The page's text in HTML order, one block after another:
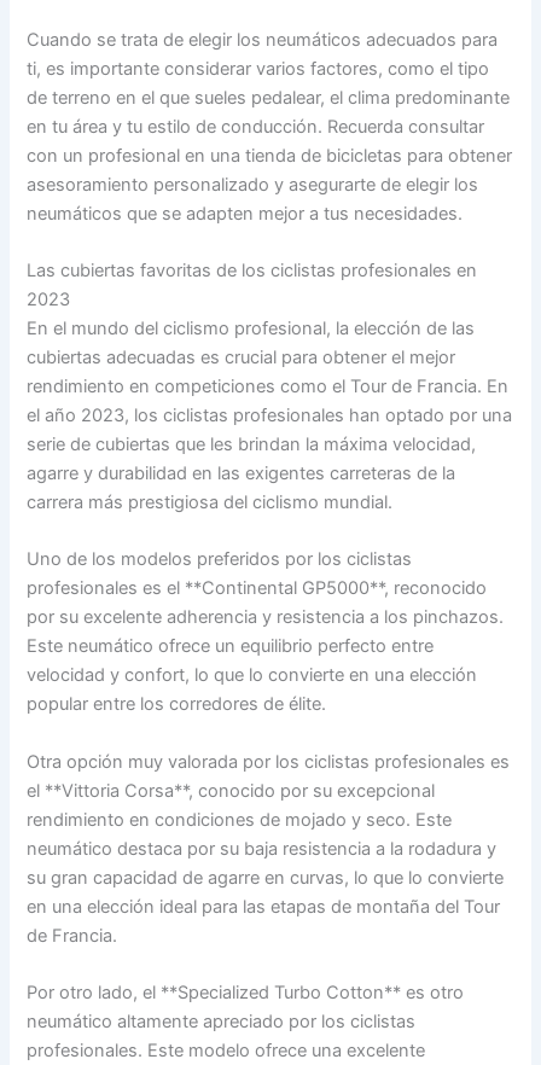
Cuando se trata de elegir los neumáticos adecuados para
ti, es importante considerar varios factores, como el tipo
de terreno en el que sueles pedalear, el clima predominante
en tu área y tu estilo de conducción. Recuerda consultar
con un profesional en una tienda de bicicletas para obtener
asesoramiento personalizado y asegurarte de elegir los
neumáticos que se adapten mejor a tus necesidades.
Las cubiertas favoritas de los ciclistas profesionales en
2023
En el mundo del ciclismo profesional, la elección de las
cubiertas adecuadas es crucial para obtener el mejor
rendimiento en competiciones como el Tour de Francia. En
el año 2023, los ciclistas profesionales han optado por una
serie de cubiertas que les brindan la máxima velocidad,
agarre y durabilidad en las exigentes carreteras de la
carrera más prestigiosa del ciclismo mundial.
Uno de los modelos preferidos por los ciclistas
profesionales es el **Continental GP5000**, reconocido
por su excelente adherencia y resistencia a los pinchazos.
Este neumático ofrece un equilibrio perfecto entre
velocidad y confort, lo que lo convierte en una elección
popular entre los corredores de élite.
Otra opción muy valorada por los ciclistas profesionales es
el **Vittoria Corsa**, conocido por su excepcional
rendimiento en condiciones de mojado y seco. Este
neumático destaca por su baja resistencia a la rodadura y
su gran capacidad de agarre en curvas, lo que lo convierte
en una elección ideal para las etapas de montaña del Tour
de Francia.
Por otro lado, el **Specialized Turbo Cotton** es otro
neumático altamente apreciado por los ciclistas
profesionales. Este modelo ofrece una excelente